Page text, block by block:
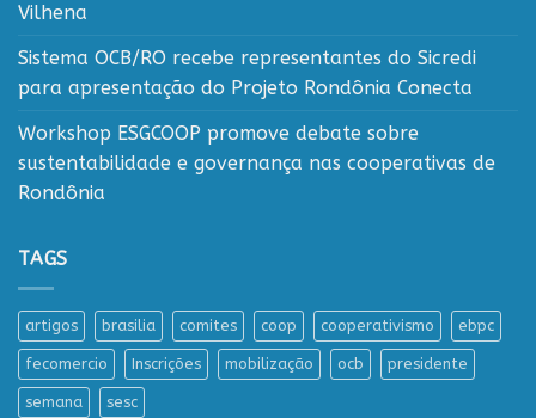
Vilhena
Sistema OCB/RO recebe representantes do Sicredi
para apresentação do Projeto Rondônia Conecta
Workshop ESGCOOP promove debate sobre
sustentabilidade e governança nas cooperativas de
Rondônia
TAGS
artigos brasilia comites coop cooperativismo ebpc
fecomercio Inscrições mobilização ocb presidente
semana sesc